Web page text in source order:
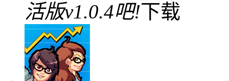
活版v1.0.4吧!下载